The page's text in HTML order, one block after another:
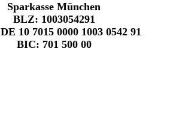
Sparkasse München
BLZ: 1003054291
DE 10 7015 0000 1003 0542 91
BIC: 701 500 00